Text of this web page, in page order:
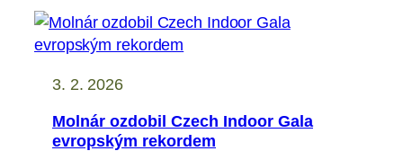
3. 2. 2026
Molnár ozdobil Czech Indoor Gala
evropským rekordem